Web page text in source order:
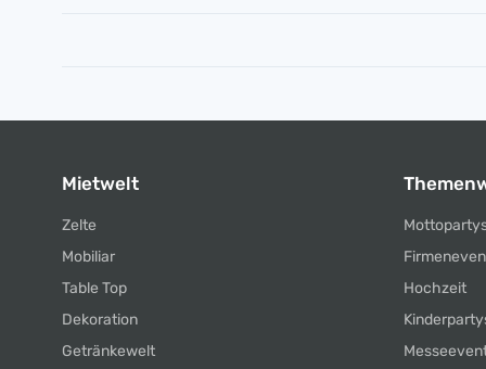
Mietwelt
Zelte
Mobiliar
Table Top
Dekoration
Getränkewelt
Hochzeit